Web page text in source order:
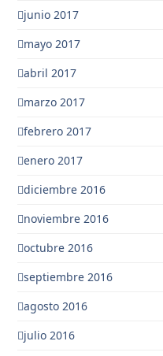
junio 2017
mayo 2017
abril 2017
marzo 2017
febrero 2017
enero 2017
diciembre 2016
noviembre 2016
octubre 2016
septiembre 2016
agosto 2016
julio 2016